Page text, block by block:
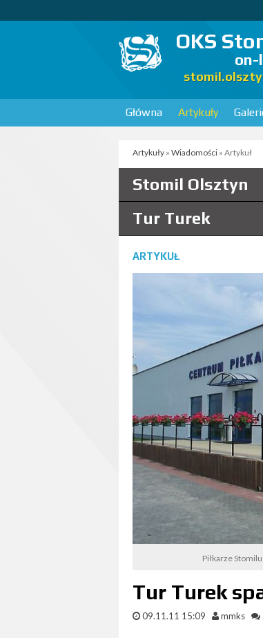
OKS
on-
Główna Artykuły
Artykuły » Wiadomości » Artykuł
Stomil Olsztyn
Tur Turek
ARTYKUŁ
Piłkarze
Tur Turek
09.11.11 15:09 mmks